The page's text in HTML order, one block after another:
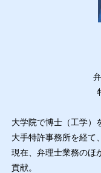
大学院で博士（工学）
大手特許事務所を経て
現在、弁理士業務のほ
貢献。